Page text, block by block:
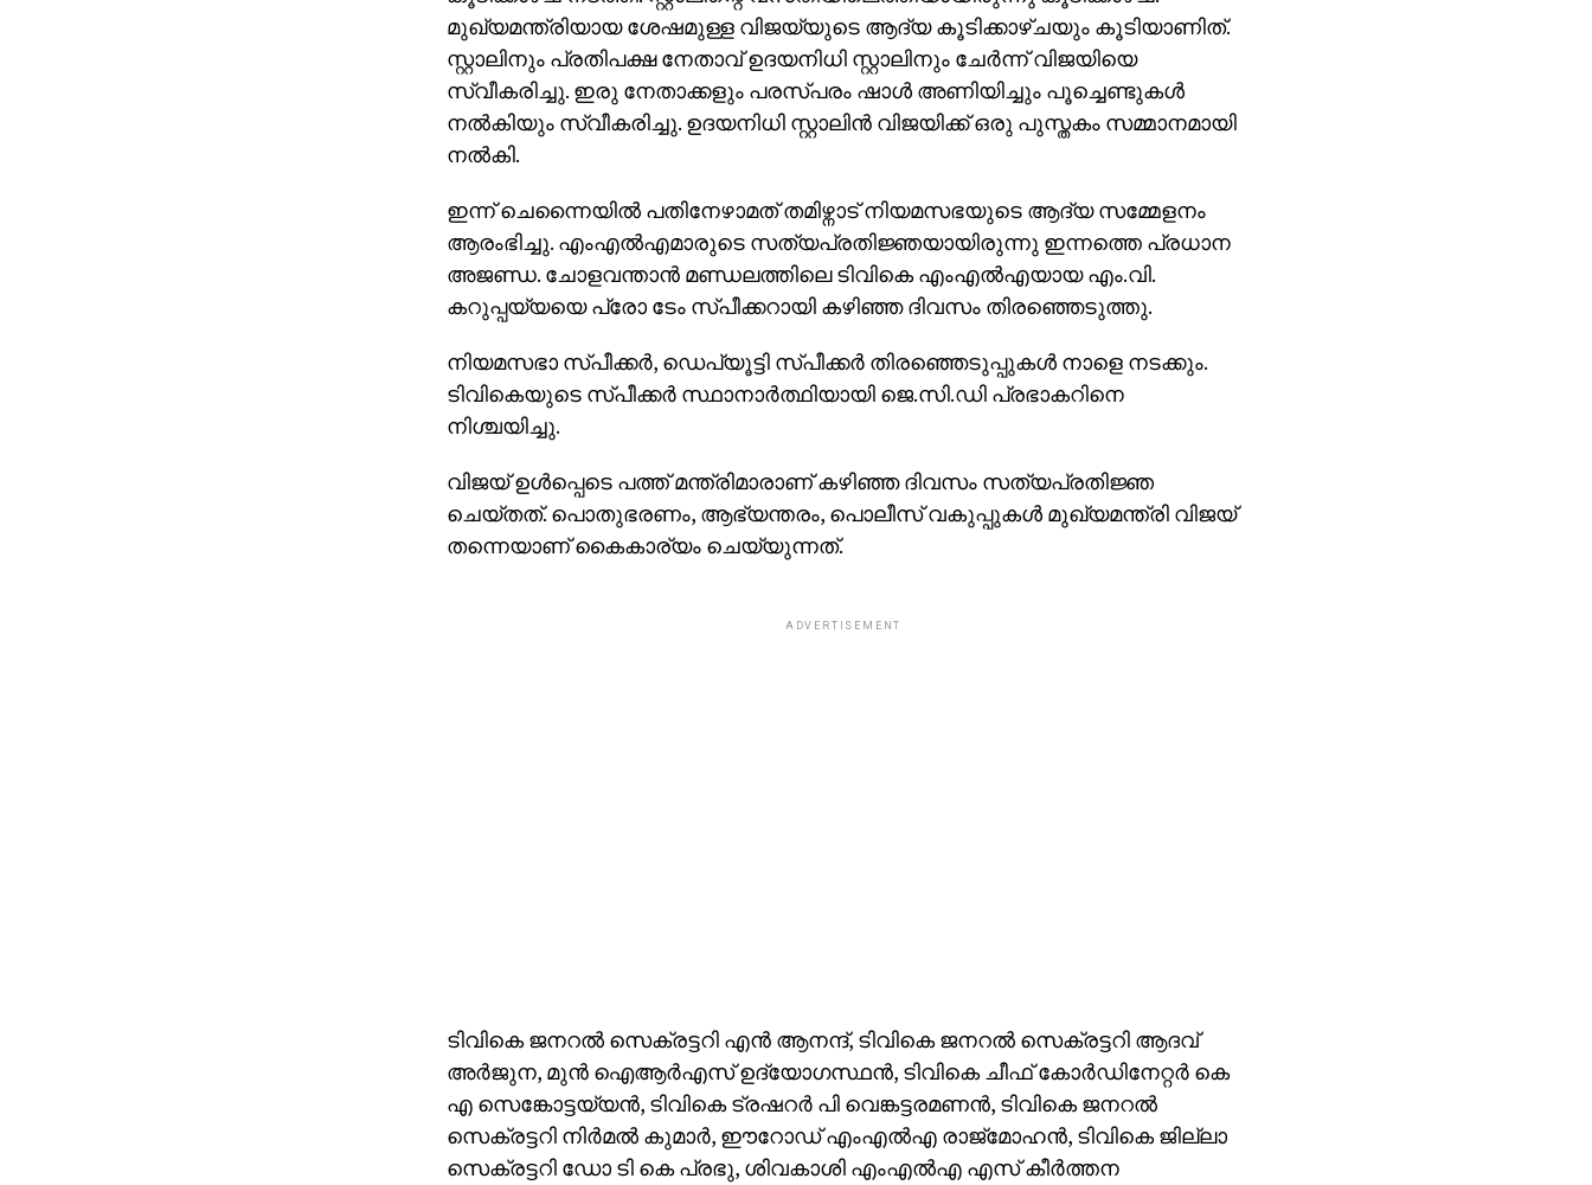
മുഖ്യമന്ത്രിയായ ശേഷമുള്ള വിജയ്യുടെ ആദ്യ കൂടിക്കാഴ്ചയും കൂടിയാണിത്.
സ്റ്റാലിനും പ്രതിപക്ഷ നേതാവ് ഉദയനിധി സ്റ്റാലിനും ചേര്‍ന്ന് വിജയിയെ
സ്വീകരിച്ചു. ഇരു നേതാക്കളും പരസ്പരം ഷാള്‍ അണിയിച്ചും പൂച്ചെണ്ടുകള്‍
നല്‍കിയും സ്വീകരിച്ചു. ഉദയനിധി സ്റ്റാലിന്‍ വിജയിക്ക് ഒരു പുസ്തകം സമ്മാനമായി
നല്‍കി.
ഇന്ന് ചെന്നൈയില്‍ പതിനേഴാമത് തമിഴ്നാട് നിയമസഭയുടെ ആദ്യ സമ്മേളനം
ആരംഭിച്ചു. എംഎല്‍എമാരുടെ സത്യപ്രതിജ്ഞയായിരുന്നു ഇന്നത്തെ പ്രധാന
അജണ്ഡ. ചോളവന്താന്‍ മണ്ഡലത്തിലെ ടിവികെ എംഎല്‍എയായ എം.വി.
കറുപ്പയ്യയെ പ്രോ ടേം സ്പീക്കറായി കഴിഞ്ഞ ദിവസം തിരഞ്ഞെടുത്തു.
നിയമസഭാ സ്പീക്കര്‍, ഡെപ്യൂട്ടി സ്പീക്കര്‍ തിരഞ്ഞെടുപ്പുകള്‍ നാളെ നടക്കും.
ടിവികെയുടെ സ്പീക്കര്‍ സ്ഥാനാര്‍ത്ഥിയായി ജെ.സി.ഡി പ്രഭാകറിനെ
നിശ്ചയിച്ചു.
വിജയ് ഉള്‍പ്പെടെ പത്ത് മന്ത്രിമാരാണ് കഴിഞ്ഞ ദിവസം സത്യപ്രതിജ്ഞ
ചെയ്തത്. പൊതുഭരണം, ആഭ്യന്തരം, പൊലീസ് വകുപ്പുകള്‍ മുഖ്യമന്ത്രി വിജയ്
തന്നെയാണ് കൈകാര്യം ചെയ്യുന്നത്.
ADVERTISEMENT
ടിവികെ ജനറല്‍ സെക്രട്ടറി എന്‍ ആനന്ദ്, ടിവികെ ജനറല്‍ സെക്രട്ടറി ആദവ്
അര്‍ജുന, മുന്‍ ഐആര്‍എസ് ഉദ്യോഗസ്ഥന്‍, ടിവികെ ചീഫ് കോര്‍ഡിനേറ്റര്‍ കെ
എ സെങ്കോട്ടയ്യന്‍, ടിവികെ ട്രഷറര്‍ പി വെങ്കട്ടരമണന്‍, ടിവികെ ജനറല്‍
സെക്രട്ടറി നിര്‍മല്‍ കുമാര്‍, ഈറോഡ് എംഎല്‍എ രാജ്‌മോഹന്‍, ടിവികെ ജില്ലാ
സെക്രട്ടറി ഡോ ടി കെ പ്രഭു, ശിവകാശി എംഎല്‍എ എസ് കീര്‍ത്തന